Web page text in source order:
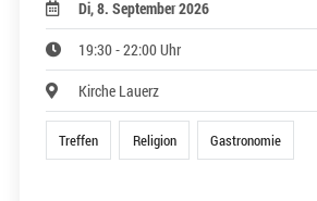
Di, 8. September 2026
19:30 - 22:00 Uhr
Kirche Lauerz
Treffen Religion Gastronomie